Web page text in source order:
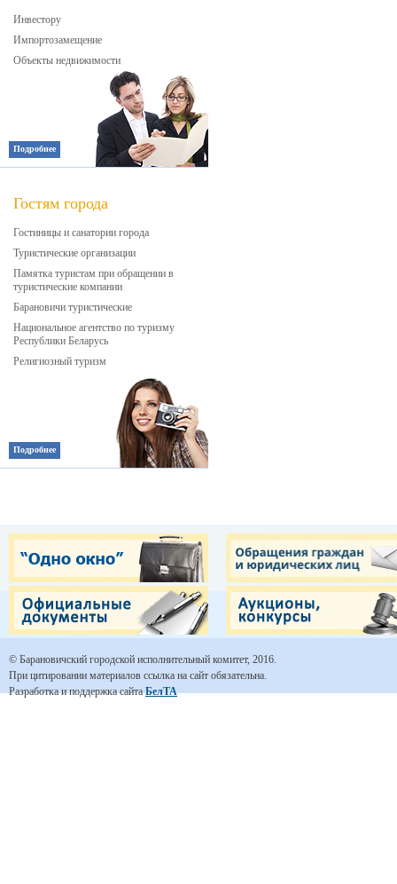
Инвестору
Импортозамещение
Объекты недвижимости
Подробнее
Гостям города
Гостиницы и санатории города
Туристические организации
Памятка туристам при обращении в
туристические компании
Барановичи туристические
Национальное агентство по туризму
Республики Беларусь
Религиозный туризм
Подробнее
© Барановичский городской исполнительный комитет, 2016.
При цитировании материалов ссылка на сайт обязательна.
Разработка и поддержка сайтаБелТА